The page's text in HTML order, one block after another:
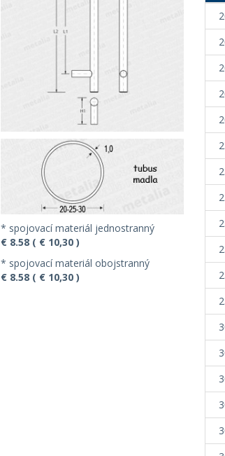
* spojovací materiál jednostranný
€ 8.58 ( € 10,30 )
* spojovací materiál obojstranný
€ 8.58 ( € 10,30 )